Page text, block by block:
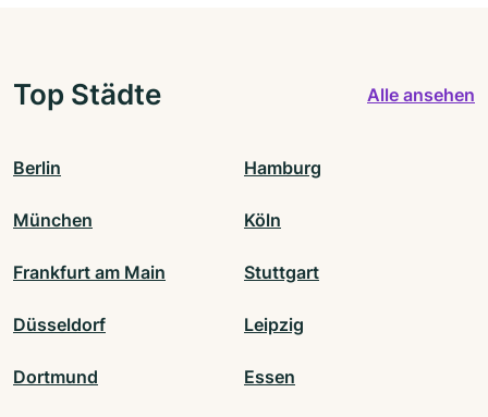
Top Städte Alle ansehen
Berlin Hamburg
München Köln
Frankfurt am Main Stuttgart
Düsseldorf Leipzig
Dortmund Essen